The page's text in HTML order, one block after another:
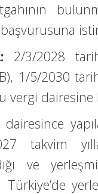
2/3/2028
1/5/2030
vergi dairesine
takvim
ve